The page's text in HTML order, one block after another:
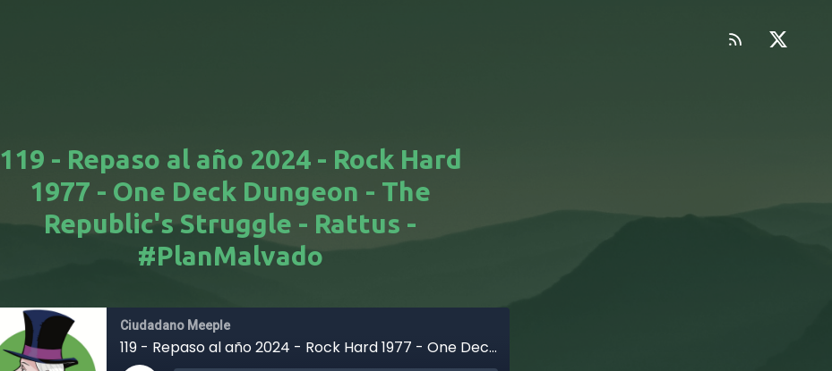
119 - Repaso al año 2024 - Rock Hard
1977 - One Deck Dungeon - The
Republic's Struggle - Rattus -
#PlanMalvado
Ciudadano Meeple
119 - Repaso al año 2024 - Rock Hard 1977 - One Deck Dungeon - The Republic's Struggle - Rattus - #PlanMalvado